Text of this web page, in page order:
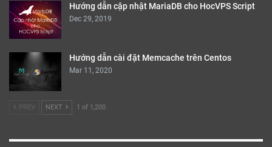
Hướng dẫn cập nhật MariaDB cho HocVPS Script
Dec 29, 2019
Hướng dẫn cài đặt Memcache trên Centos
Mar 11, 2020
PREV NEXT 1 of 1,200